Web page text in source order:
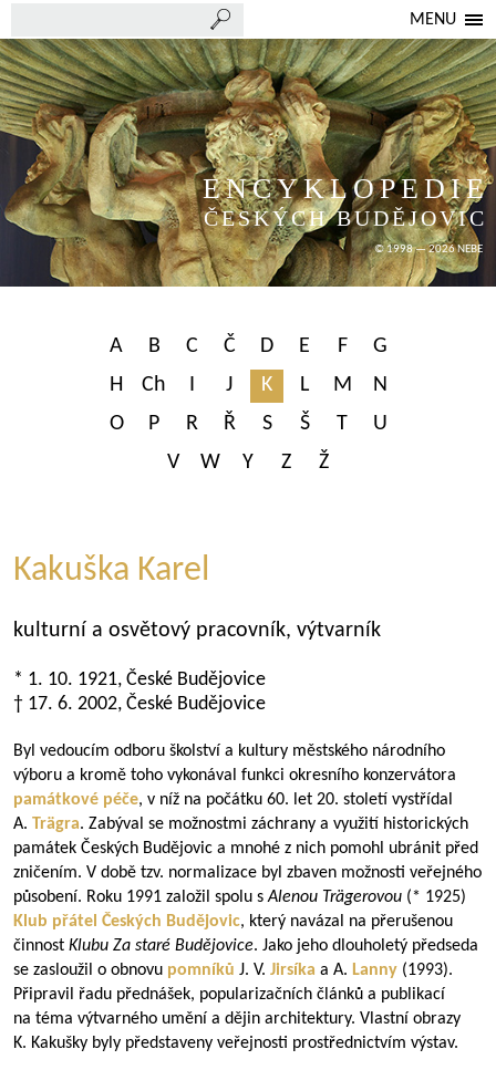
MENU
ENCYKLOPEDIE
ČESKÝCH BUDĚJOVIC
© 1998 — 2026 NEBE
A B C Č D E F
G
H
Ch I J K L M
N
O
P R Ř S Š T
U
V
W Y Z Ž
Kakuška Karel
kulturní a osvětový pracovník, výtvarník
* 1. 10. 1921, České Budějovice
† 17. 6. 2002, České Budějovice
Byl vedoucím odboru školství a kultury městského národního
výboru a kromě toho vykonával funkci okresního konzervátora
památkové péče, v níž na počátku 60. let 20. století vystřídal
A. Trägra. Zabýval se možnostmi záchrany a využití historických
památek Českých Budějovic a mnohé z nich pomohl ubránit před
zničením. V době tzv. normalizace byl zbaven možnosti veřejného
působení. Roku 1991 založil spolu sAlenou Trägerovou (* 1925)
Klub přátel Českých Budějovic, který navázal na přerušenou
činnost Klubu Za staré Budějovice. Jako jeho dlouholetý předseda
se zasloužil o obnovu pomníků J. V. Jirsíka a A. Lanny (1993).
Připravil řadu přednášek, popularizačních článků a publikací
na téma výtvarného umění a dějin architektury. Vlastní obrazy
K. Kakušky byly představeny veřejnosti prostřednictvím výstav.